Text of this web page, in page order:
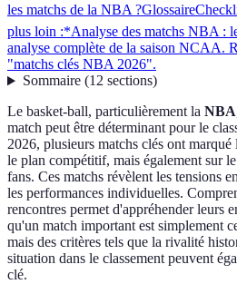
les matchs de la NBA ?Glossaire
plus loin :*Analyse des matchs NBA :
analyse complète de la saison NCAA.
"matchs clés NBA 2026".
Sommaire(12 sections)
Le basket-ball, particulièrement la NBA
match peut être déterminant pour le
2026, plusieurs matchs clés ont marqué
le plan compétitif, mais également sur
fans. Ces matchs révèlent les tensions
les performances individuelles.
rencontres permet d'appréhender leurs
qu'un match important est simplement
mais des critères tels que la rivalité
situation dans le classement peuvent
clé.